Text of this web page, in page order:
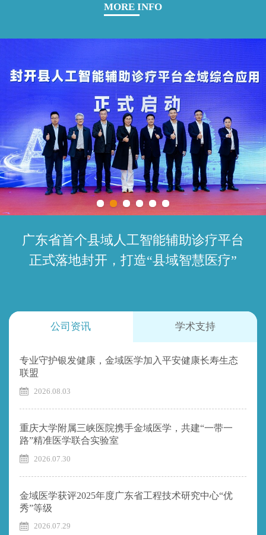
MORE INFO
广东省首个县域人工智能辅助诊疗平台
正式落地封开，打造“县域智慧医疗”
公司资讯 学术支持
专业守护银发健康，金域医学加入平安健康长寿生态
联盟
2026.08.03
重庆大学附属三峡医院携手金域医学，共建“一带一
路”精准医学联合实验室
2026.07.30
金域医学获评2025年度广东省工程技术研究中心“优
秀”等级
2026.07.29